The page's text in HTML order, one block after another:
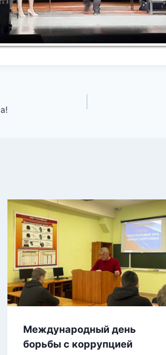
Международный день
борьбы с коррупцией